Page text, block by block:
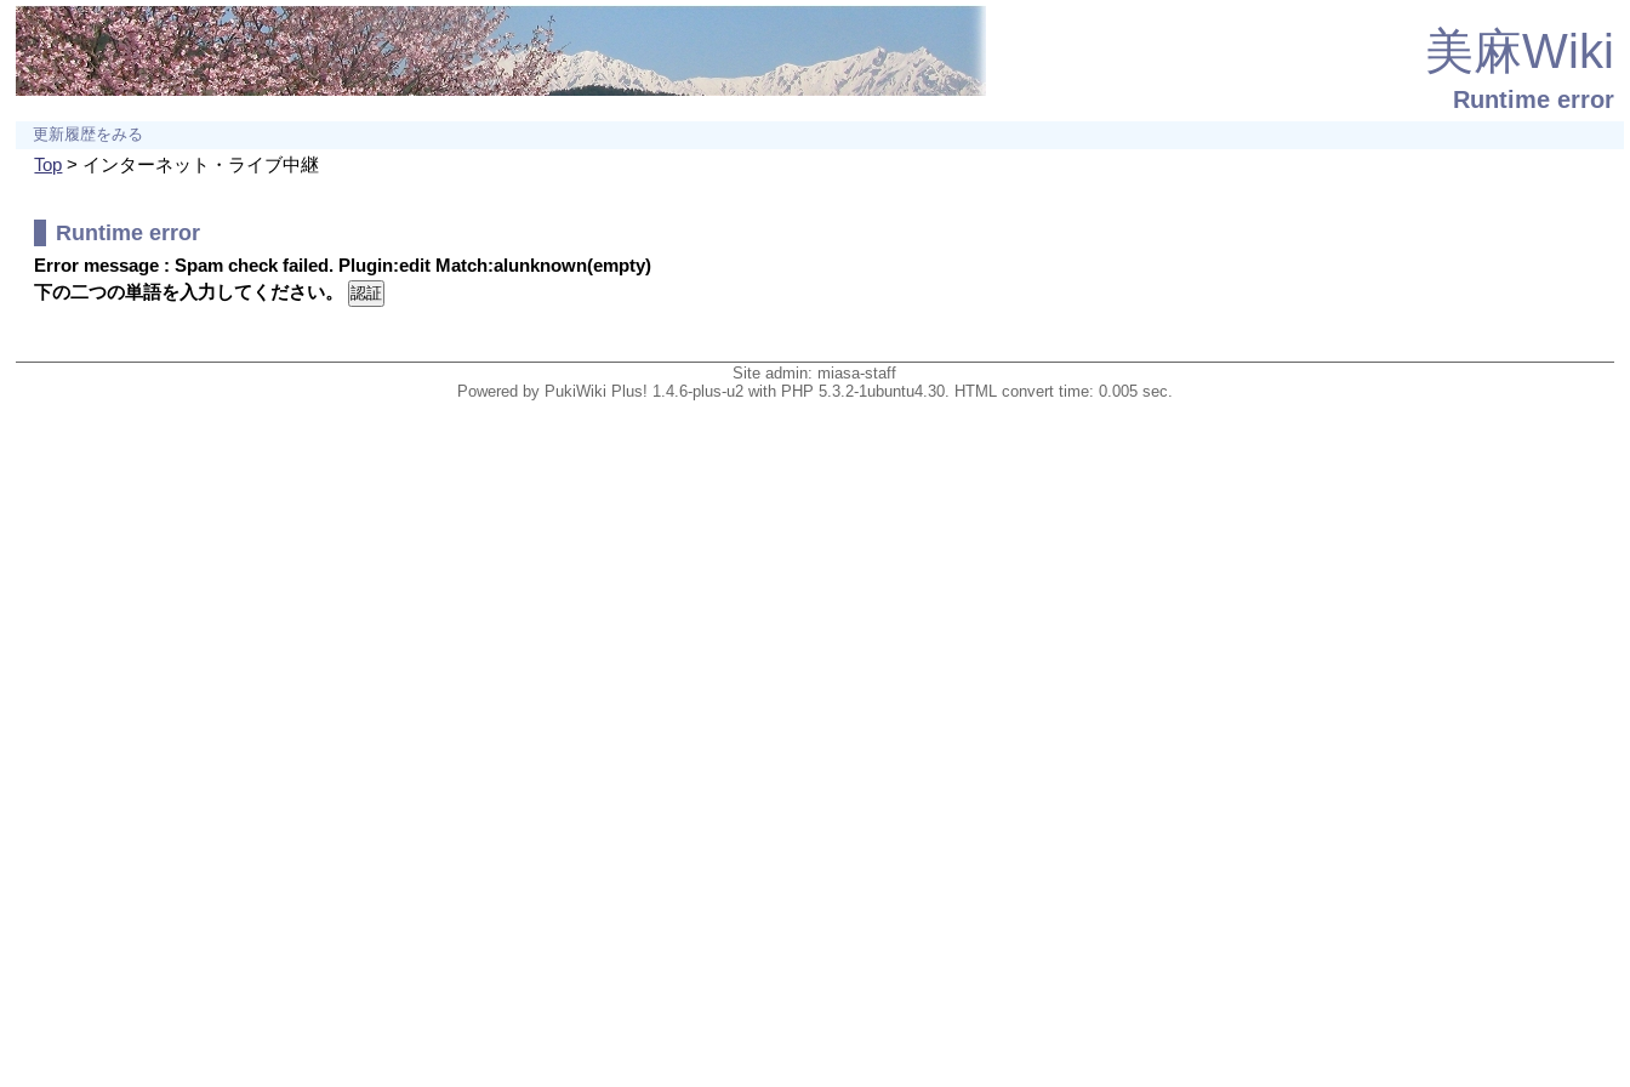
美麻Wiki
Runtime error
更新履歴をみる
Top > インターネット・ライブ中継
Runtime error
Error message : Spam check failed. Plugin:edit Match:alunknown(empty)
下の二つの単語を入力してください。
Site admin: miasa-staff
Powered by PukiWiki Plus! 1.4.6-plus-u2 with PHP 5.3.2-1ubuntu4.30. HTML convert time: 0.005 sec.